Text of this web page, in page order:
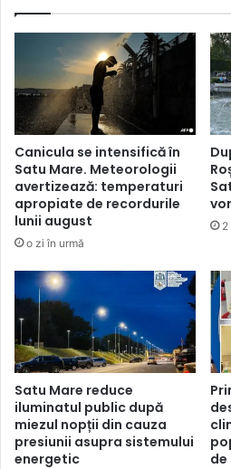
Canicula se intensifică în
Satu Mare. Meteorologii
avertizează: temperaturi
apropiate de recordurile
lunii august
o zi în urmă
2
Satu Mare reduce
iluminatul public după
miezul nopții din cauza
presiunii asupra sistemului
energetic
de